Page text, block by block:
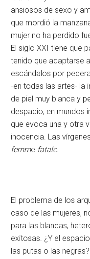
ansiosos de sexo y
que mordió la
mujer no ha perdido
El siglo XXI tiene que
tenido que adaptarse
escándalos por
-en todas las artes- la
de piel muy blanca y
despacio, en mundos
que evoca una y otra
inocencia. Las
femme fatale.
El problema de los
caso de las mujeres,
para las blancas,
exitosas. ¿Y el
las putas o las